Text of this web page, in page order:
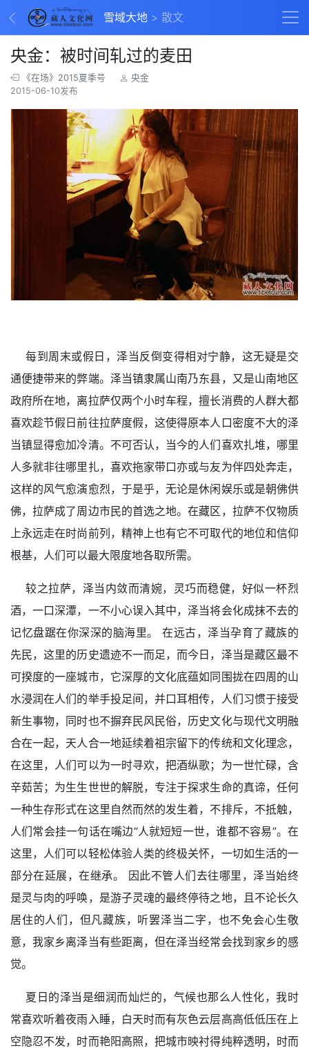
雪域大地 散文
央金：被时间轧过的麦田
《在场》2015夏季号
央金
2015-06-10发布
每到周末或假日，泽当反倒变得相对宁静，这无疑是交
通便捷带来的弊端。泽当镇隶属山南乃东县，又是山南地区
政府所在地，离拉萨仅两个小时车程，擅长消费的人群大都
喜欢趁节假日前往拉萨度假，这使得原本人口密度不大的泽
当镇显得愈加冷清。不可否认，当今的人们喜欢扎堆，哪里
人多就非往哪里扎，喜欢拖家带口亦或与友为伴四处奔走，
这样的风气愈演愈烈，于是乎，无论是休闲娱乐或是朝佛供
佛，拉萨成了周边市民的首选之地。在藏区，拉萨不仅物质
上永远走在时尚前列，精神上也有它不可取代的地位和信仰
根基，人们可以最大限度地各取所需。
较之拉萨，泽当内敛而清婉，灵巧而稳健，好似一杯烈
酒，一口深潭，一不小心误入其中，泽当将会化成抹不去的
记忆盘踞在你深深的脑海里。 在远古，泽当孕育了藏族的
先民，这里的历史遗迹不一而足，而今日，泽当是藏区最不
可揆度的一座城市，它深厚的文化底蕴如同围拢在四周的山
水浸润在人们的举手投足间，并口耳相传，人们习惯于接受
新生事物，同时也不摒弃民风民俗，历史文化与现代文明融
合在一起，天人合一地延续着祖宗留下的传统和文化理念，
在这里，人们可以为一时寻欢，把酒纵歌；为一世忙碌，含
辛茹苦；为生生世世的解脱，专注于探求生命的真谛，任何
一种生存形式在这里自然而然的发生着，不排斥，不抵触，
人们常会挂一句话在嘴边“人就短短一世，谁都不容易”。在
这里，人们可以轻松体验人类的终极关怀，一切如生活的一
部分在延展，在继承。 因此不管人们去往哪里，泽当始终
是灵与肉的呼唤，是游子灵魂的最终停待之地，且不论长久
居住的人们，但凡藏族，听罢泽当二字，也不免会心生敬
意，我家乡离泽当有些距离，但在泽当经常会找到家乡的感
觉。
夏日的泽当是细润而灿烂的，气候也那么人性化，我时
常喜欢听着夜雨入睡，白天时而有灰色云层高高低低压在上
空隐忍不发，时而艳阳高照，把城市映衬得纯粹透明，时而